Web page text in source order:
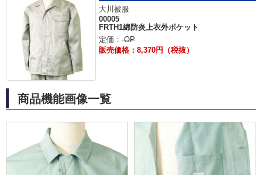
大川被服
00005
FRTH1綿防炎上衣外ポケット
定価： OP
販売価格：8,370円（税抜）
商品機能画像一覧